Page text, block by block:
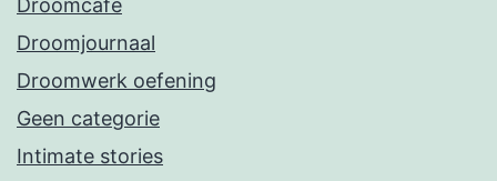
Droomcafe
Droomjournaal
Droomwerk oefening
Geen categorie
Intimate stories